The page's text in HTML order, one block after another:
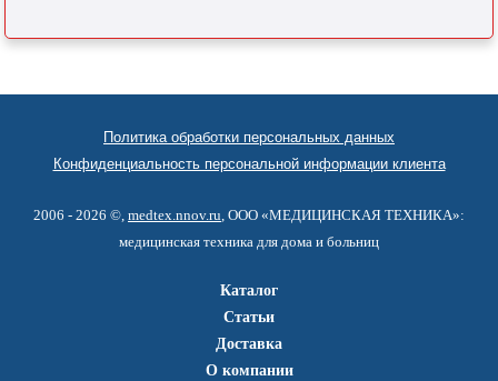
Политика обработки персональных данных
Конфиденциальность персональной информации клиента
2006 - 2026 ©, medtex.nnov.ru , ООО «МЕДИЦИНСКАЯ ТЕХНИКА»:
медицинская техника для дома и больниц
Каталог
Статьи
Доставка
О компании